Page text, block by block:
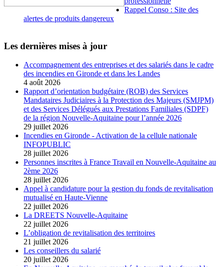
Rappel Conso : Site des
alertes de produits dangereux
Les dernières mises à jour
Accompagnement des entreprises et des salariés dans le cadre
des incendies en Gironde et dans les Landes
4 août 2026
Rapport d’orientation budgétaire (ROB) des Services
Mandataires Judiciaires à la Protection des Majeurs (SMJPM)
et des Services Délégués aux Prestations Familiales (SDPF)
de la région Nouvelle-Aquitaine pour l’année 2026
29 juillet 2026
Incendies en Gironde - Activation de la cellule nationale
INFOPUBLIC
28 juillet 2026
Personnes inscrites à France Travail en Nouvelle-Aquitaine au
2ème 2026
28 juillet 2026
Appel à candidature pour la gestion du fonds de revitalisation
mutualisé en Haute-Vienne
22 juillet 2026
La DREETS Nouvelle-Aquitaine
22 juillet 2026
L’obligation de revitalisation des territoires
21 juillet 2026
Les conseillers du salarié
20 juillet 2026